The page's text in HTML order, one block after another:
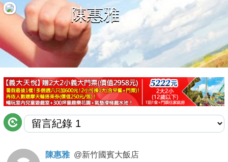
最新留言
商家合作
推薦景點
討論區
聯絡我們
陳惠雅
陳惠雅 @新竹國賓大飯店